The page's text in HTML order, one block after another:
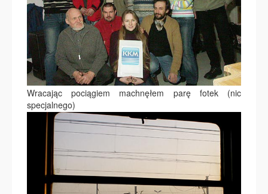
Wracając pociągiem machnęłem parę fotek (nic
specjalnego)